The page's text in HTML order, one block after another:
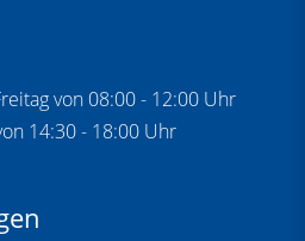
von 08:00 - 12:00 Uhr
14:30 - 18:00 Uhr